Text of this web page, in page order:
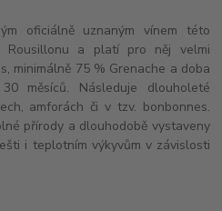
oficiálně uznaným vínem této
Rousillonu a platí pro něj velmi
minimálně 75 % Grenache a doba
měsíců. Následuje dlouholeté
amforách či v tzv. bonbonnes.
přírody a dlouhodobě vystaveny
i teplotním výkyvům v závislosti